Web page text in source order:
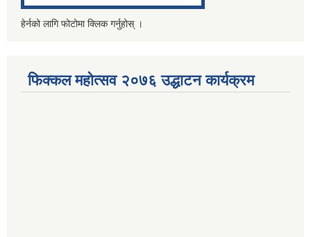
हेर्नको लागि फोटोमा क्लिक गर्नुहोस् ।
फिक्कल महोत्सव २०७६ उद्धाटन कार्यक्रम